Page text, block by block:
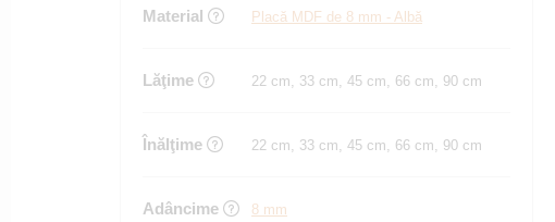
Material Placă MDF de 8 mm - Albă
Lăţime 22 cm, 33 cm, 45 cm, 66 cm, 90 cm
Înălţime 22 cm, 33 cm, 45 cm, 66 cm, 90 cm
Adâncime 8 mm